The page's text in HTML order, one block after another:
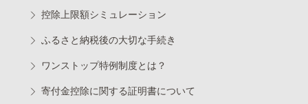
控除上限額シミュレーション
ふるさと納税後の大切な手続き
ワンストップ特例制度とは？
寄付金控除に関する証明書について